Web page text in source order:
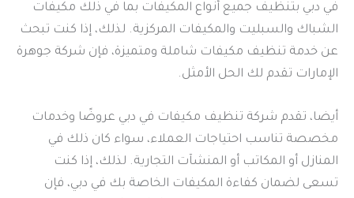
في دبي بتنظيف جميع أنواع المكيفات بما في ذلك مكيفات
الشباك والسبليت والمكيفات المركزية. لذلك، إذا كنت تبحث
عن خدمة تنظيف مكيفات شاملة ومتميزة، فإن شركة جوهرة
الإمارات تقدم لك الحل الأمثل.
أيضا، تقدم شركة تنظيف مكيفات في دبي عروضًا وخدمات
مخصصة تناسب احتياجات العملاء، سواء كان ذلك في
المنازل أو المكاتب أو المنشآت التجارية. لذلك، إذا كنت
تسعى لضمان كفاءة المكيفات الخاصة بك في دبي، فإن